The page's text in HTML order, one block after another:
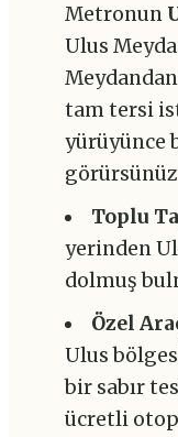
Metronun
Ulus
tam tersi
yürüyünce
Toplu
yerinden
dolmuş
Özel
Ulus
bir sabır
ücretli